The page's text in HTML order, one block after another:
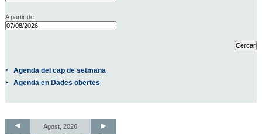
A partir de
Agenda del cap de setmana
Agenda en Dades obertes
Agost, 2026